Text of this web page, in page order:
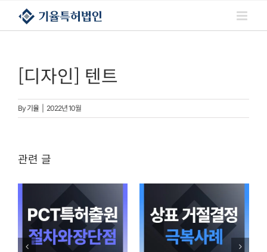
콘텐츠로
건너뛰기
[디자인] 텐트
By기율 2022년 10월
관련 글